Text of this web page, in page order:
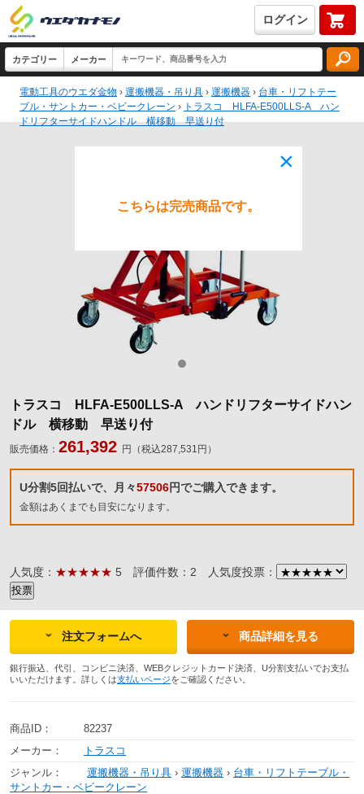
ログイン
電動工具のウエダ金物 › 運搬機器・吊り具 › 運搬機器 › 台車・リフトテー
ブル・サントカー・ベビークレーン › トラスコ HLFA-E500LLS-A ハン
ドリフターサイドハンドル 横移動 早送り付
トラスコ HLFA-E500LLS-A ハンドリフターサイドハン
ドル 横移動 早送り付
販売価格： 261,392 円（税込287,531円）
U分割5回払いで、月々57506円でご購入できます。
金額はあくまでも目安になります。
人気度： ★★★★★ 5 評価件数：2 人気度投票：
注文フォームへ 商品詳細を見る
銀行振込、代引、コンビニ決済、WEBクレジットカード決済、U分割支払いでお支払
いいただけます。詳しくは支払いページをご確認ください。
商品ID：
82237
メーカー：
トラスコ
ジャンル：
運搬機器・吊り具 › 運搬機器 › 台車・リフトテーブル・
サントカー・ベビークレーン
×
こちらは完売商品です。